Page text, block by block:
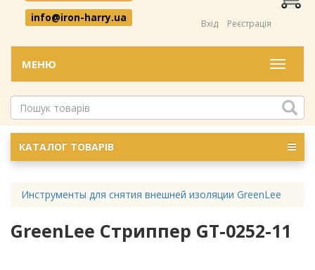
info@iron-harry.ua
Вхід Реєстрація
Меню
МЕНЮ
КАТАЛОГ ТОВАРІВ
Инструменты для снятия внешней изоляции GreenLee
GreenLee Стриппер GT-0252-11